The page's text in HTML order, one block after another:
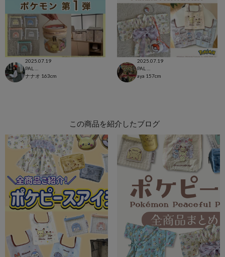
2025.07.19
ナナオ 163cm
2025.07.19
aya 157cm
この商品を紹介したブログ